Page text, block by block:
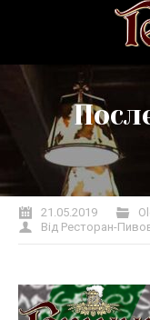
Ви тут:
21.05.2019
Від Ресторан-